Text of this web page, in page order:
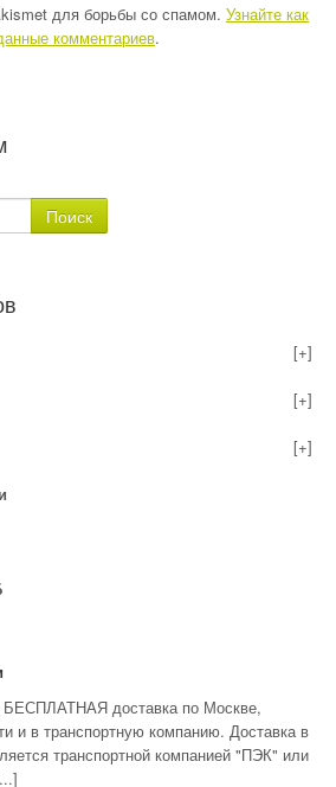
для борьбы со спамом. Узнайте как
комментариев.
[+]
[+]
[+]
БЕСПЛАТНАЯ доставка по Москве,
и в транспортную компанию. Доставка в
транспортной компанией "ПЭК" или